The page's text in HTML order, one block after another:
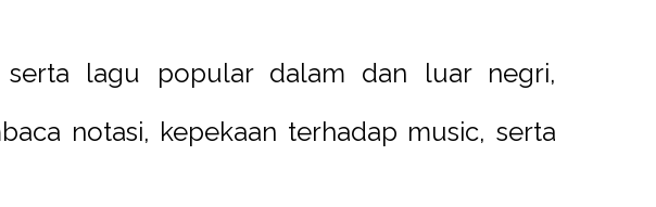
serta lagu popular dalam dan luar negri,
notasi, kepekaan terhadap music, serta